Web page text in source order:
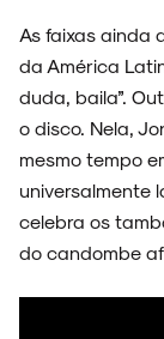
As faixas ainda
da América
duda, baila”.
o disco. Nela,
mesmo tempo
universalmente
celebra os
do candombe